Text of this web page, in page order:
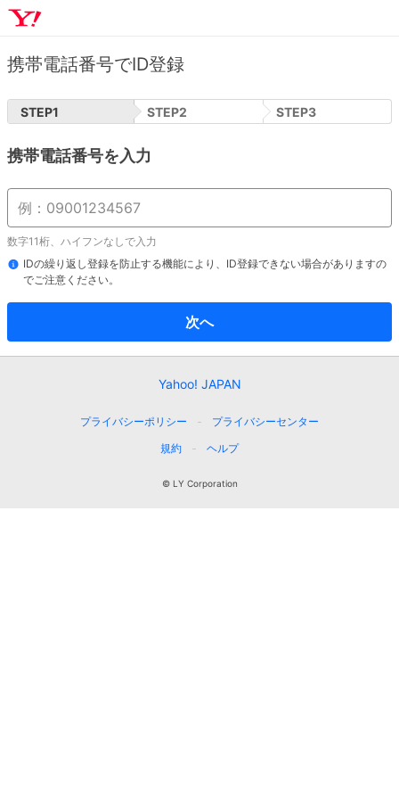
携帯電話番号でID登録
STEP1 STEP2 STEP3
携帯電話番号を入力
数字11桁、ハイフンなしで入力
IDの繰り返し登録を防止する機能により、ID登録できない場合がありますの
でご注意ください。
次へ
Yahoo! JAPAN
プライバシーポリシー
プライバシーセンター
規約
ヘルプ
© LY Corporation